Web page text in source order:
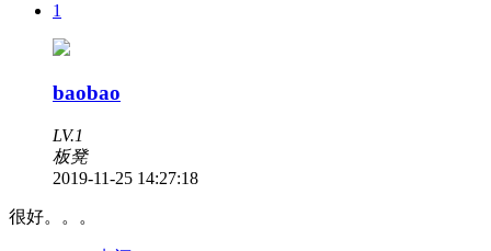
1
baobao
LV.1
板凳
2019-11-25 14:27:18
很好。。。